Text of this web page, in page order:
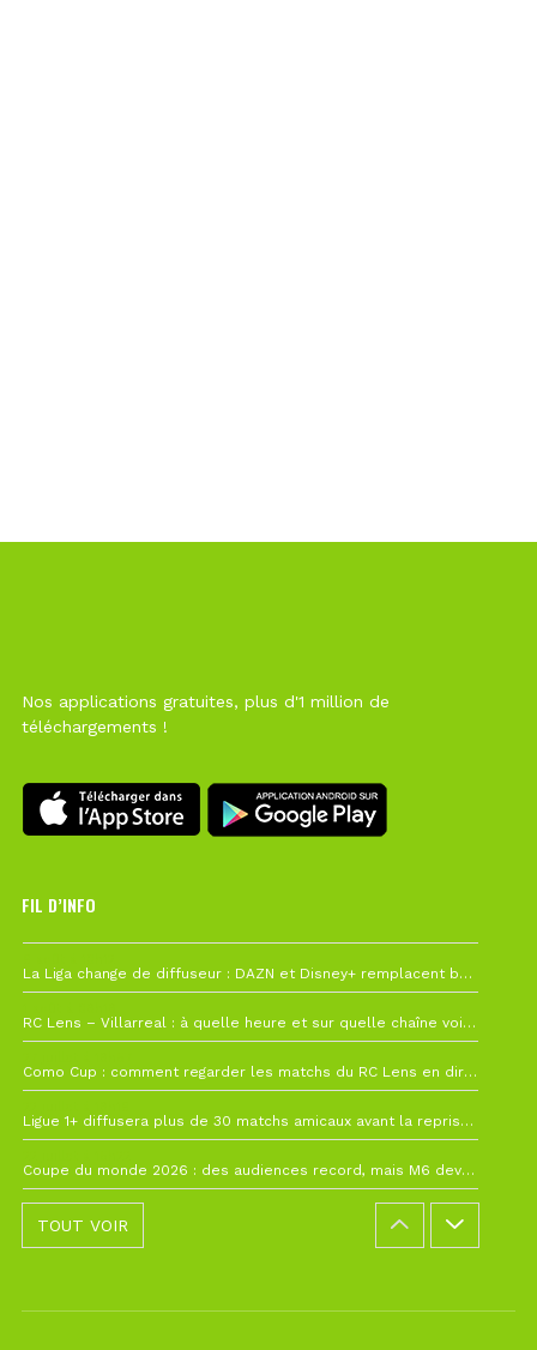
Nos applications gratuites, plus d'1 million de
téléchargements !
FIL D’INFO
La Liga change de diffuseur : DAZN et Disney+ remplacent beIN Sports !
RC Lens – Villarreal : à quelle heure et sur quelle chaîne voir la finale de la Como Cup ?
Como Cup : comment regarder les matchs du RC Lens en direct ?
Ligue 1+ diffusera plus de 30 matchs amicaux avant la reprise de la Ligue 1
Coupe du monde 2026 : des audiences record, mais M6 devrait perdre très gros !
TOUT VOIR